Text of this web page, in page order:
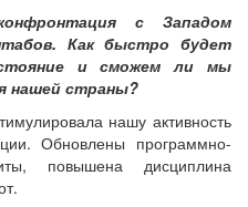
с Западом
Как быстро будет
и сможем ли мы
нашей страны?
нашу активность
Обновлены программно-
повышена дисциплина